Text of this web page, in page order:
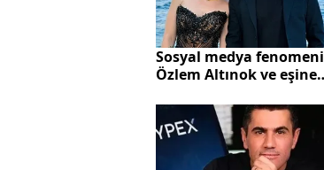
Sosyal medya fenomeni
Özlem Altınok ve eşine